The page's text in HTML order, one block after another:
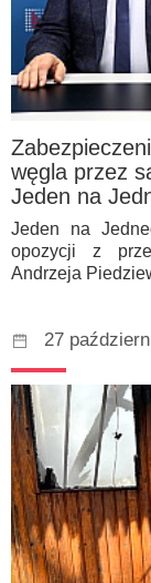
węgla przez
Jeden na
Jeden na
opozycji z
Andrzeja
27